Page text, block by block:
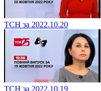
ТСН за 2022.10.20
ТСН за 2022.10.19